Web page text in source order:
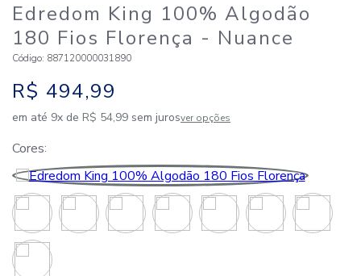
Edredom King 100% Algodão
180 Fios Florença - Nuance
Código: 887120000031890
R$ 494,99
em até 9x de R$ 54,99 sem jurosver opções
Cores